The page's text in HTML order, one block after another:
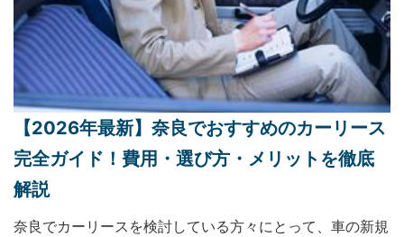
【2026年最新】奈良でおすすめのカーリース
完全ガイド！費用・選び方・メリットを徹底
解説
奈良でカーリースを検討している方々にとって、車の新規